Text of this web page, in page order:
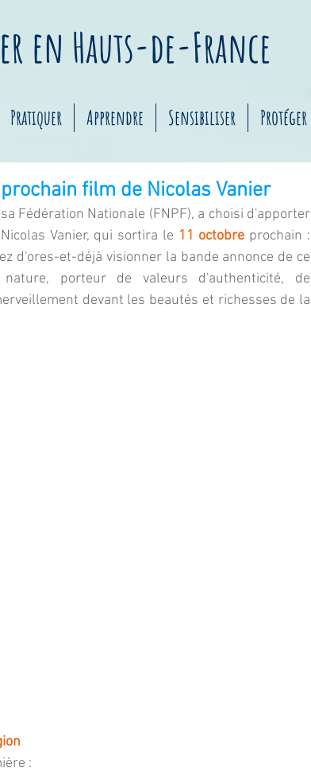
en Hauts-de-France
Pratiquer Apprendre Sensibiliser Protéger
film de Nicolas Vanier
Fédération Nationale (FNPF), a choisi d'apporter
Vanier, qui sortira le 11 octobre prochain :
d'ores-et-déjà visionner la bande annonce de ce
porteur de valeurs d'authenticité, de
devant les beautés et richesses de la
: